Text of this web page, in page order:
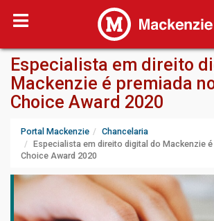
Especialista em direito
Mackenzie é premiada
Choice Award 2020
Portal Mackenzie
Chancelaria
Especialista em direito digital do Mackenzie
Choice Award 2020